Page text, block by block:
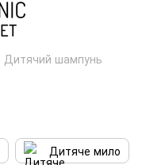
Дитячий шампунь
Дитяче мило